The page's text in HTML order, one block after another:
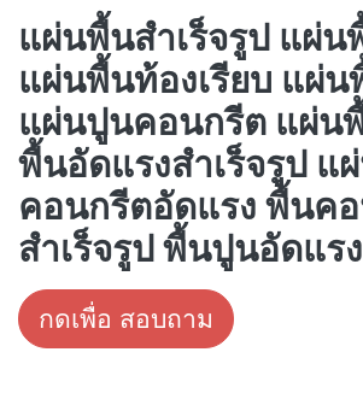
แผ่นพื้นสำเร็จรูป แผ่น
แผ่นพื้นท้องเรียบ แผ่น
แผ่นปูนคอนกรีต แผ่น
พื้นอัดแรงสำเร็จรูป แ
คอนกรีตอัดแรง พื้นค
สำเร็จรูป พื้นปูนอัดแร
กดเพื่อ สอบถาม